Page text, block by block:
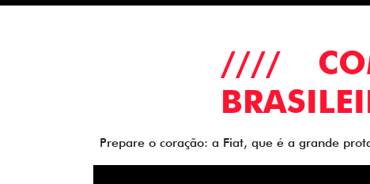
////
Prepare o coração: a Fiat, que é a grande